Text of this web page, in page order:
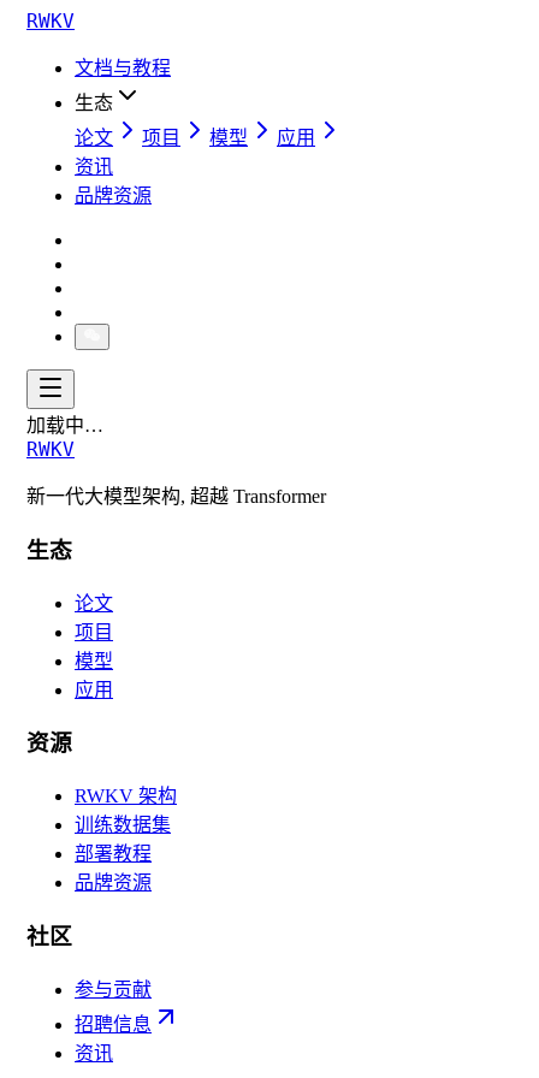
RWKV
文档与教程
生态
论文
项目 模型
应用
资讯
品牌资源
加载中…
RWKV
新一代大模型架构, 超越 Transformer
生态
论文
项目
模型
应用
资源
RWKV 架构
训练数据集
部署教程
品牌资源
社区
参与贡献
招聘信息
资讯